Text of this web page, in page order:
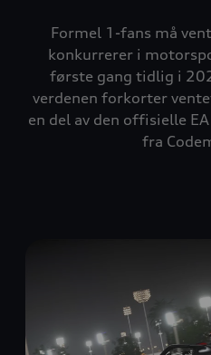
Formel 1-fans må
konkurrerer i
første gang tidlig i
verdenen forkorter
en del av den offisielle
fra